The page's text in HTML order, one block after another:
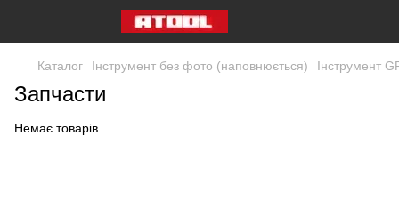
Каталог Інструмент без фото (наповнюється) Інструмент
Запчасти
Немає товарів